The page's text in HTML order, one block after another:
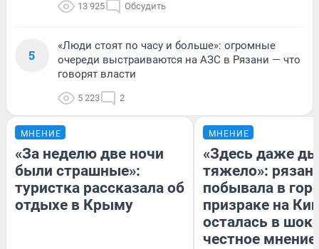
13 925 Обсудить
5
«Люди стоят по часу и больше»: огромные
очереди выстраиваются на АЗС в Рязани — что
говорят власти
5 223 2
МНЕНИЕ
«За неделю две ночи
были страшные»:
туристка рассказала об
отдыхе в Крыму
МНЕНИЕ
«Здесь даже
тяжело»:
побывала в
призраке на
осталась в
честное мнение